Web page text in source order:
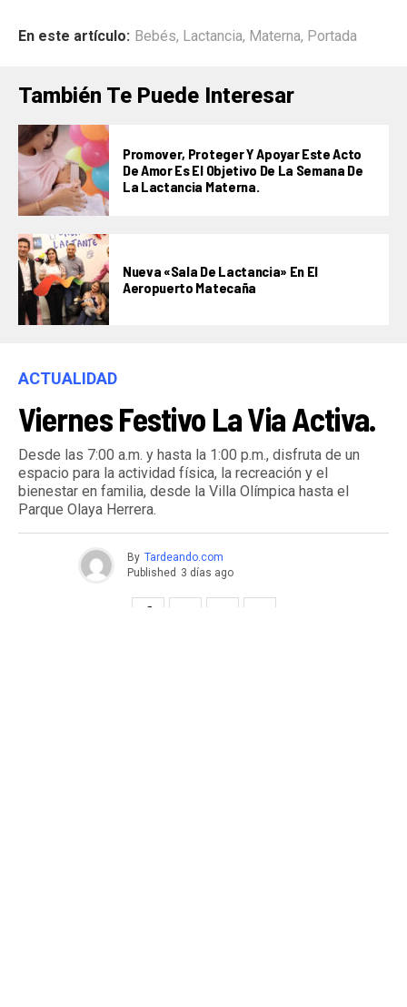
En este artículo: Bebés, Lactancia, Materna, Portada
También Te Puede Interesar
Promover, Proteger Y Apoyar Este Acto
De Amor Es El Objetivo De La Semana De
La Lactancia Materna.
Nueva «Sala De Lactancia» En El
Aeropuerto Matecaña
ACTUALIDAD
Viernes Festivo La Via Activa.
Desde las 7:00 a.m. y hasta la 1:00 p.m., disfruta de un
espacio para la actividad física, la recreación y el
bienestar en familia, desde la Villa Olímpica hasta el
Parque Olaya Herrera.
By Tardeando.com
Published 3 días ago